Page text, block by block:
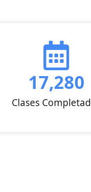
Clases
17,280